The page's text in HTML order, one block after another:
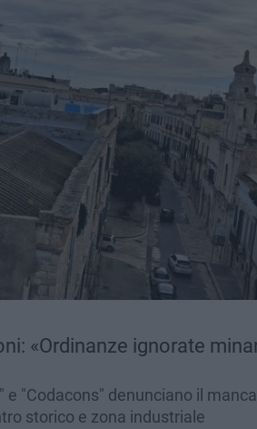
«Ordinanze ignorate
e "Codacons" denunciano il
storico e zona industriale